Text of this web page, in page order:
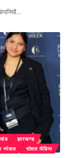
…
झारखण्ड
स्पेशल सोशल मीडिया